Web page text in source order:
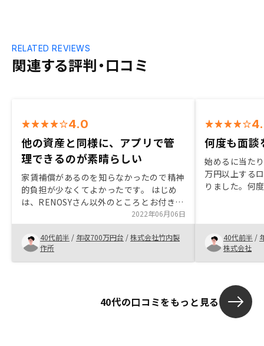
関連する評判・口コミ
RELATED REVIEWS
4.0
他の資産と同様に、アプリで管
理できるのが素晴らしい
家賃補償があるのを知らなかったので精神
的負担が少なくてよかったです。 はじめ
は、RENOSYさん以外のところとお付き合
いがあったのですが、担当者の切り返しの
良い対応、また、こちらの要求を汲んで手
続きや、紹介をしていただき、すぐに決め
させていただきました。 人はよりけりだ
とは思いますが、１回目の面談で、物件紹
2022年06月06日
40代前半 / 年収700万円台 /株式会社竹内製
作所
何度も面談
始めるに当た
万円以上する
りました。何
ることができ
いと思いまし
手頃な物件が
証してくれる
40代前半 /
株式会社
40代の口コミをもっと見る